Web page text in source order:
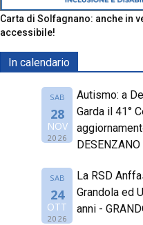
Carta di Solfagnano: anche in
accessibile!
In calendario
SAB
28
NOV
2026
Autismo: a
Garda il 41°
SAB
24
OTT
2026
La RSD
Grandola ed
anni -